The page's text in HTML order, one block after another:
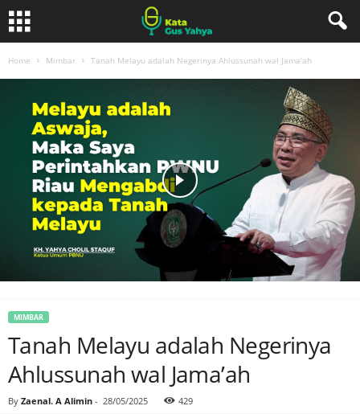
Home Mimbar Tanah Melayu adalah Negerinya Ahlussunah wal Jama’ah
MIMBAR
Tanah Melayu adalah Negerinya
Ahlussunah wal Jama’ah
By Zaenal. A Alimin - 28/05/2025 429